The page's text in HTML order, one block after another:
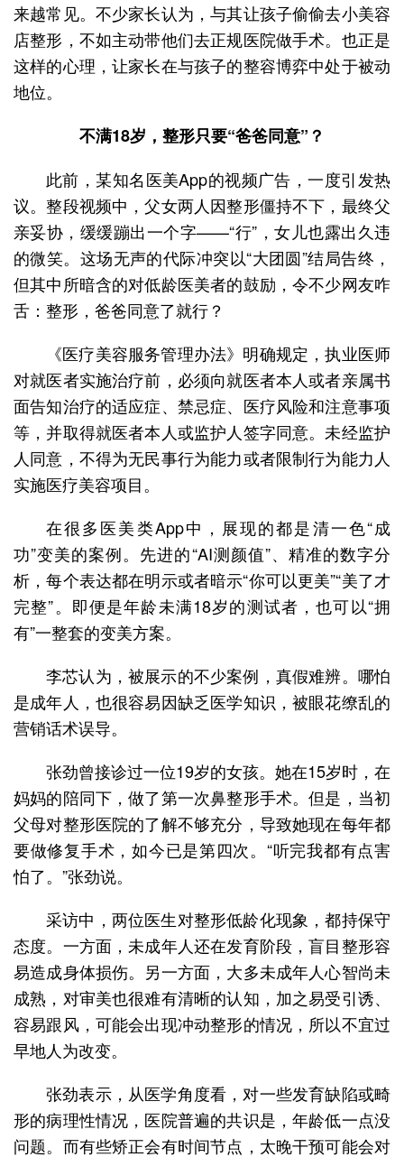
来越常见。不少家长认为，与其让孩子偷偷去小美容
店整形，不如主动带他们去正规医院做手术。也正是
这样的心理，让家长在与孩子的整容博弈中处于被动
地位。
不满18岁，整形只要“爸爸同意”？
此前，某知名医美App的视频广告，一度引发热
议。整段视频中，父女两人因整形僵持不下，最终父
亲妥协，缓缓蹦出一个字——“行”，女儿也露出久违
的微笑。这场无声的代际冲突以“大团圆”结局告终，
但其中所暗含的对低龄医美者的鼓励，令不少网友咋
舌：整形，爸爸同意了就行？
《医疗美容服务管理办法》明确规定，执业医师
对就医者实施治疗前，必须向就医者本人或者亲属书
面告知治疗的适应症、禁忌症、医疗风险和注意事项
等，并取得就医者本人或监护人签字同意。未经监护
人同意，不得为无民事行为能力或者限制行为能力人
实施医疗美容项目。
在很多医美类App中，展现的都是清一色“成
功”变美的案例。先进的“AI测颜值”、精准的数字分
析，每个表达都在明示或者暗示“你可以更美”“美了才
完整”。即便是年龄未满18岁的测试者，也可以“拥
有”一整套的变美方案。
李芯认为，被展示的不少案例，真假难辨。哪怕
是成年人，也很容易因缺乏医学知识，被眼花缭乱的
营销话术误导。
张劲曾接诊过一位19岁的女孩。她在15岁时，在
妈妈的陪同下，做了第一次鼻整形手术。但是，当初
父母对整形医院的了解不够充分，导致她现在每年都
要做修复手术，如今已是第四次。“听完我都有点害
怕了。”张劲说。
采访中，两位医生对整形低龄化现象，都持保守
态度。一方面，未成年人还在发育阶段，盲目整形容
易造成身体损伤。另一方面，大多未成年人心智尚未
成熟，对审美也很难有清晰的认知，加之易受引诱、
容易跟风，可能会出现冲动整形的情况，所以不宜过
早地人为改变。
张劲表示，从医学角度看，对一些发育缺陷或畸
形的病理性情况，医院普遍的共识是，年龄低一点没
问题。而有些矫正会有时间节点，太晚干预可能会对